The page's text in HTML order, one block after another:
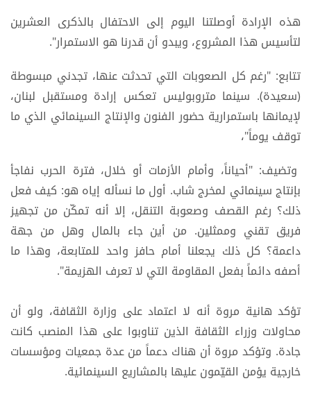
هذه الإرادة أوصلتنا اليوم إلى الاحتفال بالذكرى العشرين
لتأسيس هذا المشروع، ويبدو أن قدرنا هو الاستمرار".
تتابع: "رغم كل الصعوبات التي تحدثت عنها، تجدني مبسوطة
(سعيدة). سينما متروبوليس تعكس إرادة ومستقبل لبنان،
لإيمانها باستمرارية حضور الفنون والإنتاج السينمائي الذي ما
توقف يوماً"،
وتضيف: "أحياناً، وأمام الأزمات أو خلال، فترة الحرب نفاجأ
بإنتاج سينمائي لمخرج شاب. أول ما نسأله إياه هو: كيف فعل
ذلك؟ رغم القصف وصعوبة التنقل، إلا أنه تمكّن من تجهيز
فريق تقني وممثلين. من أين جاء بالمال وهل من جهة
داعمة؟ كل ذلك يجعلنا أمام حافز واحد للمتابعة، وهذا ما
أصفه دائماً بفعل المقاومة التي لا تعرف الهزيمة".
تؤكد هانية مروة أنه لا اعتماد على وزارة الثقافة، ولو أن
محاولات وزراء الثقافة الذين تناوبوا على هذا المنصب كانت
جادة. وتؤكد مروة أن هناك دعماً من عدة جمعيات ومؤسسات
خارجية يؤمن القيّمون عليها بالمشاريع السينمائية.